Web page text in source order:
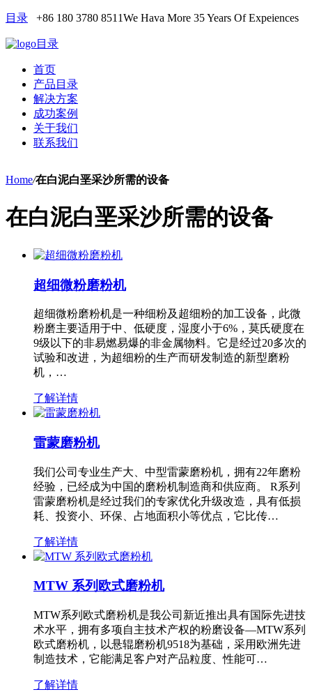
目录 +86 180 3780 8511We Hava More 35 Years Of Expeiences
目录
首页
产品目录
解决方案
成功案例
关于我们
联系我们
Home/在白泥白垩采沙所需的设备
在白泥白垩采沙所需的设备
超细微粉磨粉机
超细微粉磨粉机是一种细粉及超细粉的加工设备，此微
粉磨主要适用于中、低硬度，湿度小于6%，莫氏硬度在
9级以下的非易燃易爆的非金属物料。它是经过20多次的
试验和改进，为超细粉的生产而研发制造的新型磨粉
机，…
了解详情
雷蒙磨粉机
我们公司专业生产大、中型雷蒙磨粉机，拥有22年磨粉
经验，已经成为中国的磨粉机制造商和供应商。 R系列
雷蒙磨粉机是经过我们的专家优化升级改造，具有低损
耗、投资小、环保、占地面积小等优点，它比传…
了解详情
MTW 系列欧式磨粉机
MTW系列欧式磨粉机是我公司新近推出具有国际先进技
术水平，拥有多项自主技术产权的粉磨设备—MTW系列
欧式磨粉机，以悬辊磨粉机9518为基础，采用欧洲先进
制造技术，它能满足客户对产品粒度、性能可…
了解详情